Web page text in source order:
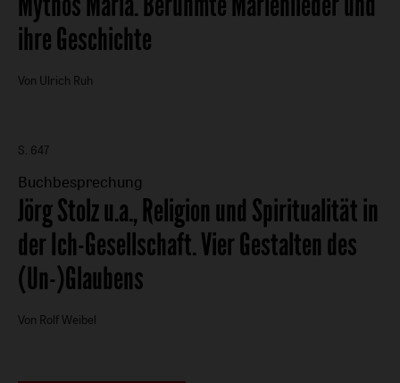
ihre Geschichte
Von Ulrich Ruh
S. 647
Buchbesprechung
:
Jörg Stolz u.a., Religion und Spiritualität in
der Ich-Gesellschaft. Vier Gestalten des
(Un-)Glaubens
Von Rolf Weibel